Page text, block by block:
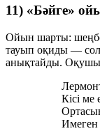
11) «Бәйге»
Ойын шарты:
тауып оқиды — сол
анықтайды.
Кісі ме
Имеген